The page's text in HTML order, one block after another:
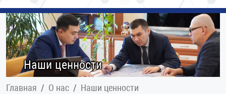
Наши ценности
Главная О нас Наши ценности